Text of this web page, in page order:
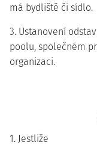
má bydliště či sídlo.
3. Ustanovení
poolu, společném
organizaci.
1. Jestliže